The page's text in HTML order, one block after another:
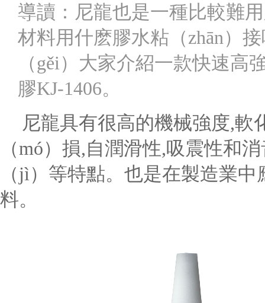
導讀：尼龍也是一種比較難
材料用什麽膠水粘（zhān）
（gěi）大家介紹一款快速高
膠KJ-1406。
尼龍具有很高的機械強度,軟
（mó）損,自潤滑性,吸震性和
（jì）等特點。也是在製造業
料。